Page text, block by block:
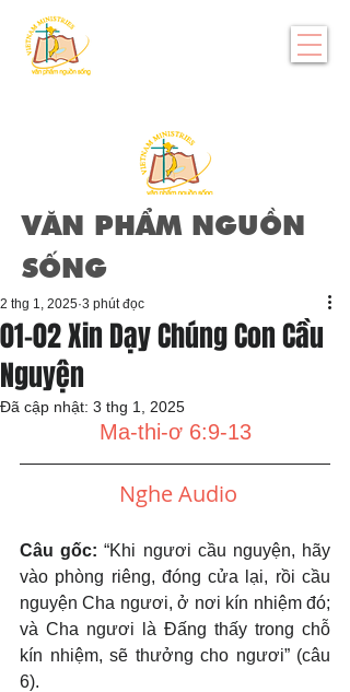
VĂN PHẨM NGUỒN
SỐNG
01-02 Xin Dạy Chúng Con Cầu
Nguyện
2 thg 1, 2025 3 phút đọc
Đã cập nhật: 3 thg 1, 2025
Ma-thi-ơ 6:9-13
Nghe Audio
Câu gốc: “Khi ngươi cầu nguyện, hãy
vào phòng riêng, đóng cửa lại, rồi cầu
nguyện Cha ngươi, ở nơi kín nhiệm đó;
và Cha ngươi là Đấng thấy trong chỗ
kín nhiệm, sẽ thưởng cho ngươi” (câu
6).